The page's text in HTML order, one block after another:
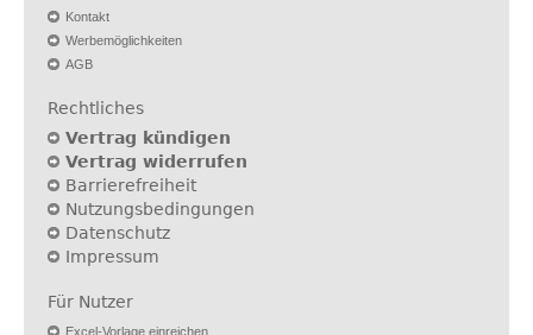
Kontakt
Werbemöglichkeiten
AGB
Rechtliches
Vertrag kündigen
Vertrag widerrufen
Barrierefreiheit
Nutzungsbedingungen
Datenschutz
Impressum
Für Nutzer
Excel-Vorlage einreichen